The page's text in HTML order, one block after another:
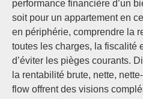
performance financière d’un
soit pour un appartement en
en périphérie, comprendre la
toutes les charges, la fiscalité
d’éviter les pièges courants.
la rentabilité brute, nette,
flow offrent des visions